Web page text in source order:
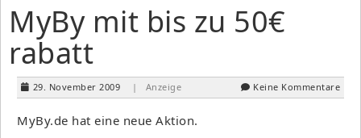
MyBy mit bis zu 50€
rabatt
29. November 2009 | Anzeige Keine Kommentare
MyBy.de hat eine neue Aktion.